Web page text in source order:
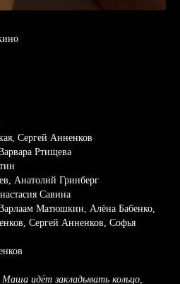
Сергей Анненков
Ртищева
Анатолий Гринберг
Савина
Матюшкин, Алёна Бабенко,
Сергей Анненков, Софья
идёт закладывать кольцо,